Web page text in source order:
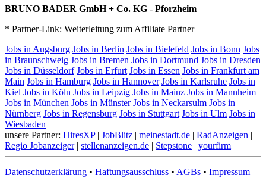
BRUNO BADER GmbH + Co. KG - Pforzheim
* Partner-Link: Weiterleitung zum Affiliate Partner
Jobs in Augsburg Jobs in Berlin Jobs in Bielefeld Jobs in Bonn Jobs
in Braunschweig Jobs in Bremen Jobs in Dortmund Jobs in Dresden
Jobs in Düsseldorf Jobs in Erfurt Jobs in Essen Jobs in Frankfurt am
Main Jobs in Hamburg Jobs in Hannover Jobs in Karlsruhe Jobs in
Kiel Jobs in Köln Jobs in Leipzig Jobs in Mainz Jobs in Mannheim
Jobs in München Jobs in Münster Jobs in Neckarsulm Jobs in
Nürnberg Jobs in Regensburg Jobs in Stuttgart Jobs in Ulm Jobs in
Wiesbaden
unsere Partner: HiresXP| JobBlitz | meinestadt.de | RadAnzeigen |
Regio Jobanzeiger| stellenanzeigen.de | Stepstone | yourfirm
Datenschutzerklärung • Haftungsausschluss • AGBs • Impressum